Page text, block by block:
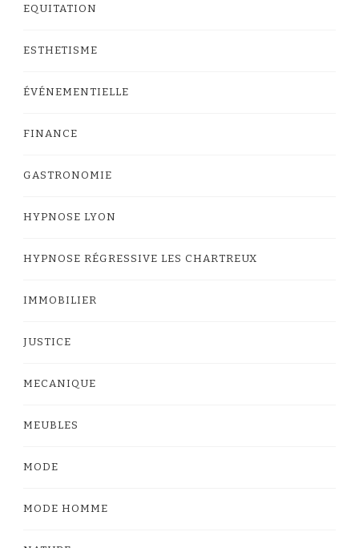
EQUITATION
ESTHETISME
ÉVÉNEMENTIELLE
FINANCE
GASTRONOMIE
HYPNOSE LYON
HYPNOSE RÉGRESSIVE LES CHARTREUX
IMMOBILIER
JUSTICE
MECANIQUE
MEUBLES
MODE
MODE HOMME